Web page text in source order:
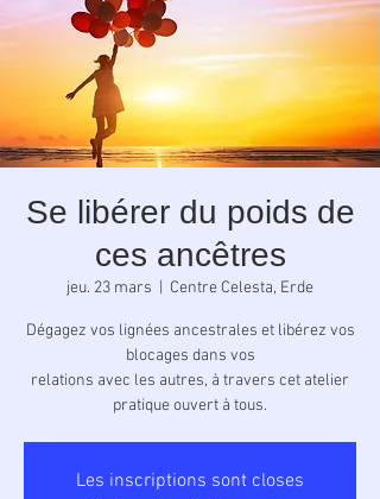
Se libérer du poids de
ces ancêtres
jeu. 23 mars Centre Celesta, Erde
Dégagez vos lignées ancestrales et libérez vos
blocages dans vos
relations avec les autres, à travers cet atelier
pratique ouvert à tous.
Les inscriptions sont closes